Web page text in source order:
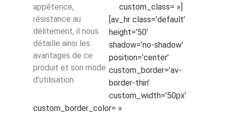
appétence,
résistance au
délitement, il nous
détaille ainsi les
avantages de ce
produit et son mode
d’utilisation.
custom_class= »]
[av_hr class=’default’
height=’50’
shadow=’no-shadow’
position=’center’
custom_border=’av-
border-thin’
custom_width=’50px’
custom_border_color= »